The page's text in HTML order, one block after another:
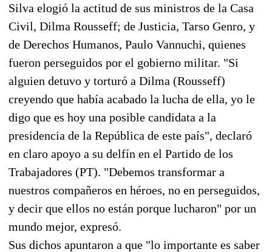
Silva elogió la actitud de sus ministros de la Casa
Civil, Dilma Rousseff; de Justicia, Tarso Genro, y
de Derechos Humanos, Paulo Vannuchi, quienes
fueron perseguidos por el gobierno militar. "Si
alguien detuvo y torturó a Dilma (Rousseff)
creyendo que había acabado la lucha de ella, yo le
digo que es hoy una posible candidata a la
presidencia de la República de este país", declaró
en claro apoyo a su delfín en el Partido de los
Trabajadores (PT). "Debemos transformar a
nuestros compañeros en héroes, no en perseguidos,
y decir que ellos no están porque lucharon" por un
mundo mejor, expresó.
Sus dichos apuntaron a que "lo importante es saber